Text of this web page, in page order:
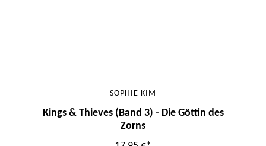
SOPHIE KIM
Kings & Thieves (Band 3) - Die Göttin des
Zorns